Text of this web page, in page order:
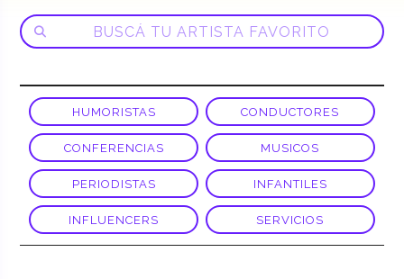
HUMORISTAS CONDUCTORES
CONFERENCIAS MUSICOS
PERIODISTAS INFANTILES
INFLUENCERS SERVICIOS